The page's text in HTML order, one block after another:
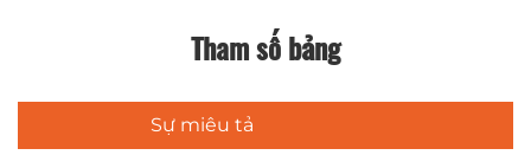
Tham số bảng
Sự miêu tả